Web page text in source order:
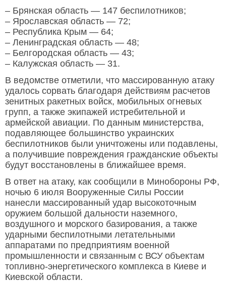
– Брянская область — 147 беспилотников;
– Ярославская область — 72;
– Республика Крым — 64;
– Ленинградская область — 48;
– Белгородская область — 43;
– Калужская область — 31.
В ведомстве отметили, что массированную атаку
удалось сорвать благодаря действиям расчетов
зенитных ракетных войск, мобильных огневых
групп, а также экипажей истребительной и
армейской авиации. По данным министерства,
подавляющее большинство украинских
беспилотников были уничтожены или подавлены,
а получившие повреждения гражданские объекты
будут восстановлены в ближайшее время.
В ответ на атаку, как сообщили в Минобороны РФ,
ночью 6 июля Вооруженные Силы России
нанесли массированный удар высокоточным
оружием большой дальности наземного,
воздушного и морского базирования, а также
ударными беспилотными летательными
аппаратами по предприятиям военной
промышленности и связанным с ВСУ объектам
топливно-энергетического комплекса в Киеве и
Киевской области.